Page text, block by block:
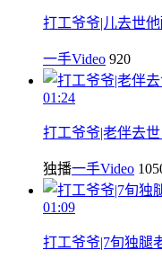
打工爷爷|儿去世
一手Video 920
01:24
打工爷爷|老伴去
独播一手Video
01:09
打工爷爷|7旬独腿